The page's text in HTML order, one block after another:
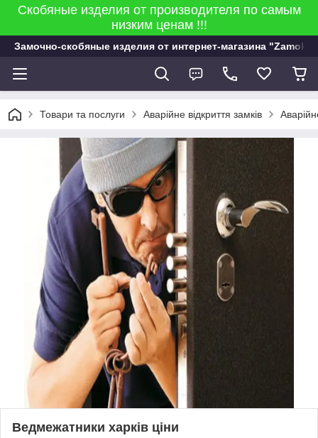
Скобяные изделия от производителя по самым
низким ценам !!!
Замочно-скобяные изделия от интернет-магазина "Zamok
Товари та послуги Аварійне відкриття замків
Ведмежатники харків ціни